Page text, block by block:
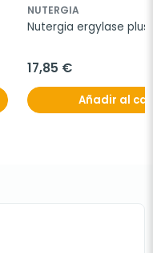
NUTERGIA
Nutergia ergylase
17,85 €
Añadir al